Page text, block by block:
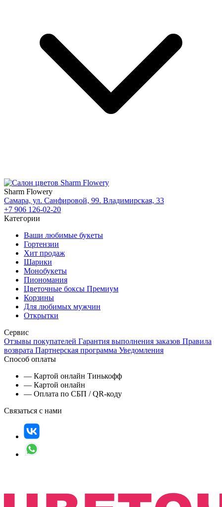
Sharm Flowery
Самара, ул. Санфировой, 99. Владимирская, 33
+7 906 126-02-20
Категории
Ваши любимые букеты
Гортензии
Хит продаж
Шарики
Монобукеты
Пиономания
Цветочные боксы Премиум
Корзины
Для любимых мужчин
Открытки
Сервис
Отзывы покупателей Гарантия выполнения заказов Правила
возврата Партнерская программа Уведомления
Способ оплаты
— Картой онлайн Тинькофф
— Картой онлайн
— Оплата по СБП / QR-коду
Связаться с нами